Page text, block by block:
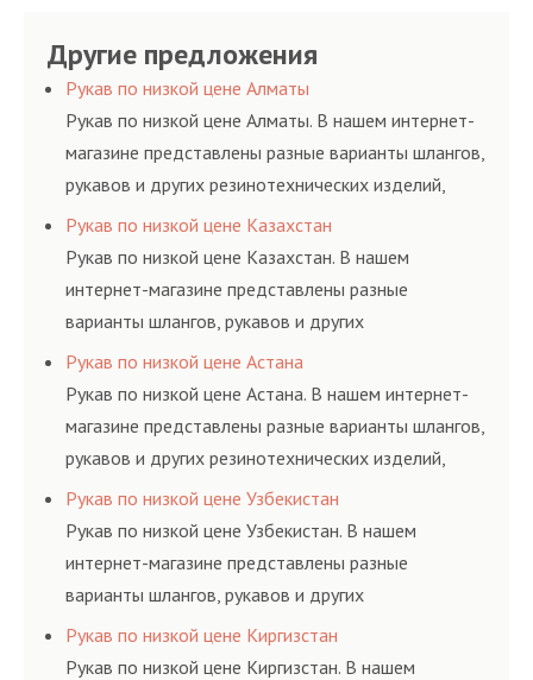
предприятия.
основе либо на
условиях
долговременного
комплексного
обслуживания
АДЫМ Инжиниринг
предлагает ремонт
шлангов высокого
давления. Ремонт
шлангов производится
Другие предложения
Рукав по низкой цене Алматы
Рукав по низкой цене Алматы. В нашем интернет-
магазине представлены разные варианты шлангов,
рукавов и других резинотехнических изделий,
соответствующих ГОСТам, техническим условиям
и нормативам.
Рукав по низкой цене Казахстан
Рукав по низкой цене Казахстан. В нашем
интернет-магазине представлены разные
варианты шлангов, рукавов и других
резинотехнических изделий, соответствующих
ГОСТам, техническим условиям и нормативам.
Рукав по низкой цене Астана
Рукав по низкой цене Астана. В нашем интернет-
магазине представлены разные варианты шлангов,
рукавов и других резинотехнических изделий,
соответствующих ГОСТам, техническим условиям
и нормативам.
Рукав по низкой цене Узбекистан
Рукав по низкой цене Узбекистан. В нашем
интернет-магазине представлены разные
варианты шлангов, рукавов и других
резинотехнических изделий, соответствующих
ГОСТам, техническим условиям и нормативам.
Рукав по низкой цене Киргизстан
Рукав по низкой цене Киргизстан. В нашем